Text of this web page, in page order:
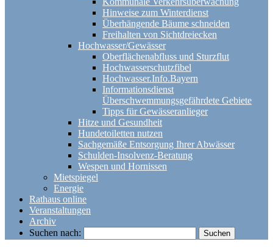
Hinweise zum Winterdienst
Überhängende Bäume schneiden
Freihalten von Sichtdreiecken
Hochwasser/Gewässer
Oberflächenabfluss und Sturzflut
Hochwasserschutzfibel
Hochwasser.Info.Bayern
Informationsdienst
Überschwemmungsgefährdete Gebiete
Tipps für Gewässeranlieger
Hitze und Gesundheit
Hundetoiletten nutzen
Sachgemäße Entsorgung Ihrer Abwässer
Schulden-Insolvenz-Beratung
Wespen und Hornissen
Mietspiegel
Energie
Rathaus online
Veranstaltungen
Archiv
Suchen nach: